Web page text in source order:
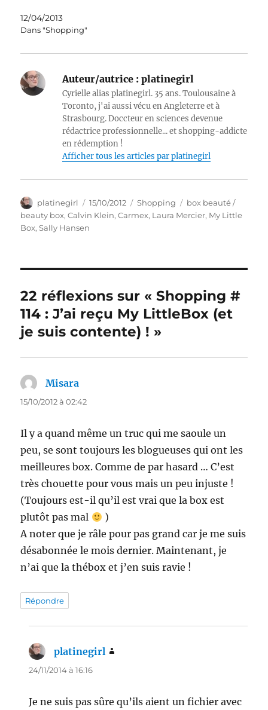
12/04/2013
Dans "Shopping"
Auteur/autrice : platinegirl
Cyrielle alias platinegirl. 35 ans. Toulousaine à
Toronto, j'ai aussi vécu en Angleterre et à
Strasbourg. Doccteur en sciences devenue
rédactrice professionnelle... et shopping-addicte
en rédemption !
Afficher tous les articles par platinegirl
Auteur
platinegirl
Publié
le
15/10/2012 Catégories
Shopping Étiquettes
box beauté /
beauty box,Calvin Klein,Carmex, Laura Mercier, My Little
Box,Sally Hansen
22 réflexions sur « Shopping #
114 : J’ai reçu My LittleBox (et
je suis contente) ! »
Misara
15/10/2012 à 02:42
Il y a quand même un truc qui me saoule un
peu, se sont toujours les blogueuses qui ont les
meilleures box. Comme de par hasard … C’est
très chouette pour vous mais un peu injuste !
(Toujours est-il qu’il est vrai que la box est
plutôt pas mal
)
A noter que je râle pour pas grand car je me suis
désabonnée le mois dernier. Maintenant, je
n’ai que la thébox et j’en suis ravie !
Répondre
platinegirl
24/11/2014 à 16:16
Je ne suis pas sûre qu’ils aient un fichier avec